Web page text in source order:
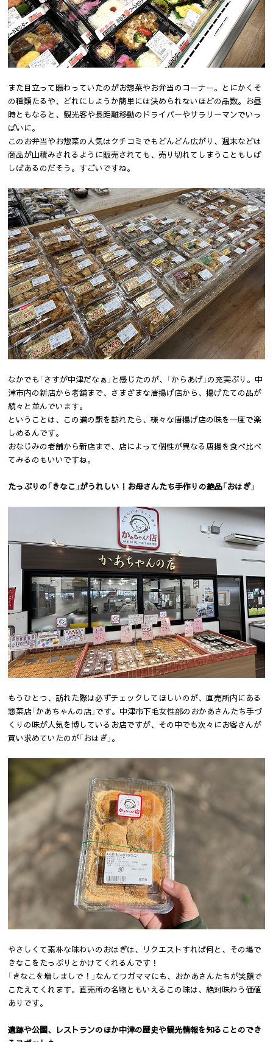
また目立って賑わっていたのがお惣菜やお弁当のコーナー。とにかくそ
の種類たるや、どれにしようか簡単には決められないほどの品数。お昼
時ともなると、観光客や長距離移動のドライバーやサラリーマンでいっ
ぱいに。
このお弁当やお惣菜の人気はクチコミでもどんどん広がり、週末などは
商品が山積みされるように販売されても、売り切れてしまうこともしば
しばあるのだそう。すごいですね。
なかでも「さすが中津だなぁ」と感じたのが、「からあげ」の充実ぶり。中
津市内の新店から老舗まで、さまざまな唐揚げ店から、揚げたての品が
続々と並んでいます。
ということは、この道の駅を訪れたら、様々な唐揚げ店の味を一度で楽
しめるんです。
おなじみの老舗から新店まで、店によって個性が異なる唐揚を食べ比べ
てみるのもいいですね。
たっぷりの「きなこ」がうれしい！お母さんたち手作りの絶品「おはぎ」
もうひとつ、訪れた際は必ずチェックしてほしいのが、直売所内にある
惣菜店「かあちゃんの店」です。中津市下毛女性部のおかあさんたち手づ
くりの味が人気を博しているお店ですが、その中でも次々にお客さんが
買い求めていたのが「おはぎ」。
やさしくて素朴な味わいのおはぎは、リクエストすれば何と、その場で
きなこをたっぷりとかけてくれるんです！
「きなこを増しましで！」なんてワガママにも、おかあさんたちが笑顔で
こたえてくれます。直売所の名物ともいえるこの味は、絶対味わう価値
ありです。
遺跡や公園、レストランのほか中津の歴史や観光情報を知ることのでき